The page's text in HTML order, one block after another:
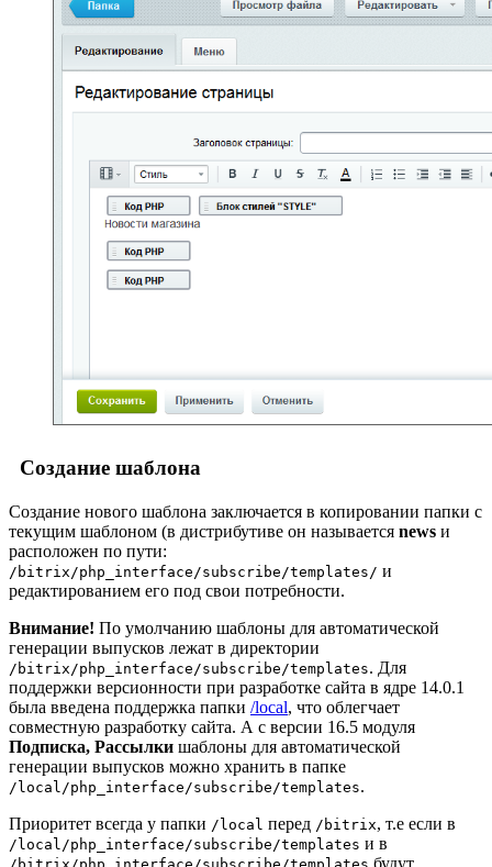
Создание шаблона
Создание нового шаблона заключается в копировании папки с
текущим шаблоном (в дистрибутиве он называется news и
расположен по пути:
/bitrix/php_interface/subscribe/templates/ и
редактированием его под свои потребности.
Внимание! По умолчанию шаблоны для автоматической
генерации выпусков лежат в директории
/bitrix/php_interface/subscribe/templates. Для
поддержки версионности при разработке сайта в ядре 14.0.1
была введена поддержка папки /local, что облегчает
совместную разработку сайта. А с версии 16.5 модуля
Подписка, Рассылки шаблоны для автоматической
генерации выпусков можно хранить в папке
/local/php_interface/subscribe/templates.
Приоритет всегда у папки /local перед /bitrix, т.е если в
/local/php_interface/subscribe/templates и в
будут